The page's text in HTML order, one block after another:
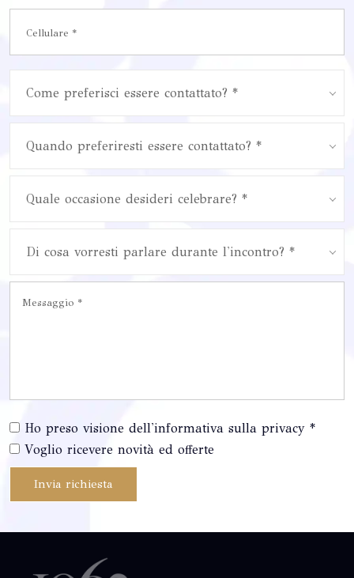
Come preferisci essere contattato? *
Quando preferiresti essere contattato? *
Quale occasione desideri celebrare? *
Di cosa vorresti parlare durante l'incontro? *
Ho preso visione dell'informativa sulla privacy *
Voglio ricevere novità ed offerte
Invia richiesta